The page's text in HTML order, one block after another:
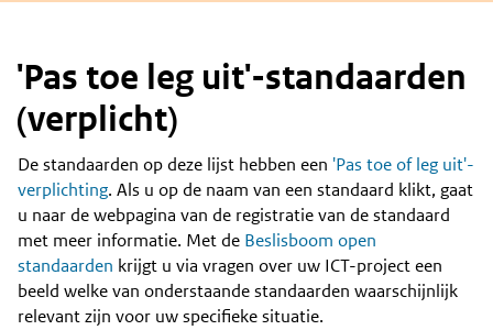
'Pas toe leg uit'-standaarden
(verplicht)
Content
De standaarden op deze lijst hebben een 'Pas toe of leg uit'-
verplichting. Als u op de naam van een standaard klikt, gaat
u naar de webpagina van de registratie van de standaard
met meer informatie. Met de Beslisboom open
standaarden krijgt u via vragen over uw ICT-project een
beeld welke van onderstaande standaarden waarschijnlijk
relevant zijn voor uw specifieke situatie.